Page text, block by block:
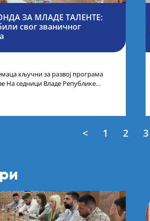
ЗА МЛАДЕ ТАЛЕНТЕ:
свог званичног
кључни за развој програма
На седници Владе Републике
< 1 2 3